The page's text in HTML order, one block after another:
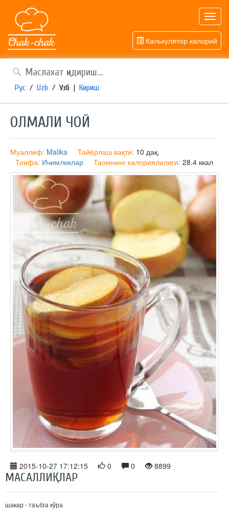
Калькулятор калорий
Рус / Uzb / Узб | Кириш
ОЛМАЛИ ЧОЙ
Муаллиф: Malika Тайёрлаш вақти: 10 дақ.
Тоифа: Ичимликлар Таомнинг калориялилиги: 28.4 ккал
2015-10-27 17:12:15 0 0 8899
МАСАЛЛИҚЛАР
шакар - таъбга кўра